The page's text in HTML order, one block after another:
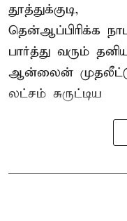
தூத்துக்குடி,
தென்ஆப்பிரிக்க
பார்த்து வரும்
ஆன்லைன் முதலீட்டு
லட்சம் சுருட்டிய